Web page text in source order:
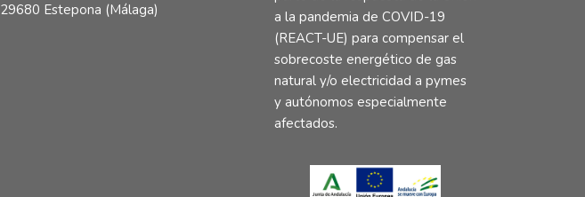
29680 Estepona (Málaga)
a la pandemia de COVID-19
(REACT-UE) para compensar el
sobrecoste energético de gas
natural y/o electricidad a pymes
y autónomos especialmente
afectados.